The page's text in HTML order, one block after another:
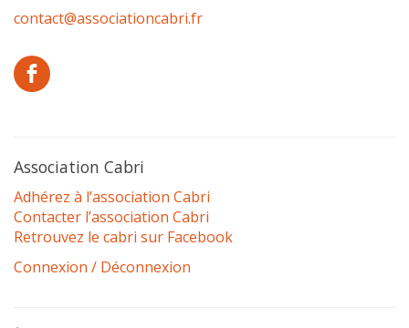
contact@associationcabri.fr
Association Cabri
Adhérez à l’association Cabri
Contacter l’association Cabri
Retrouvez le cabri sur Facebook
Connexion / Déconnexion